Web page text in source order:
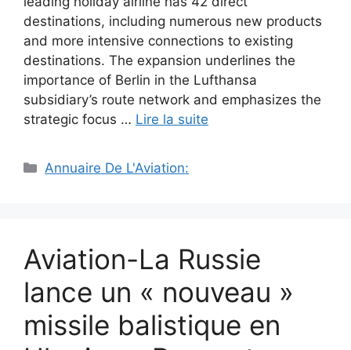
destinations, including numerous new products
and more intensive connections to existing
destinations. The expansion underlines the
importance of Berlin in the Lufthansa
subsidiary’s route network and emphasizes the
strategic focus … Lire la suite
Catégories
Annuaire De L'Aviation:
Aviation-La Russie
lance un « nouveau »
missile balistique en